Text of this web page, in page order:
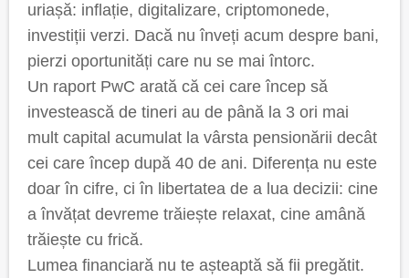
uriașă: inflație, digitalizare, criptomonede,
investiții verzi. Dacă nu înveți acum despre bani,
pierzi oportunități care nu se mai întorc.
Un raport PwC arată că cei care încep să
investească de tineri au de până la 3 ori mai
mult capital acumulat la vârsta pensionării decât
cei care încep după 40 de ani. Diferența nu este
doar în cifre, ci în libertatea de a lua decizii: cine
a învățat devreme trăiește relaxat, cine amână
trăiește cu frică.
Lumea financiară nu te așteaptă să fii pregătit.